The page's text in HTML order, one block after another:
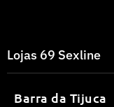
Lojas 69 Sexline
Barra da Tijuca